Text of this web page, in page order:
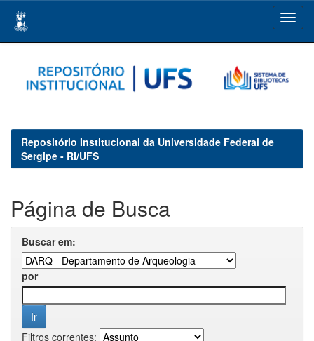
navigation
Repositório Institucional da Universidade Federal de
Sergipe - RI/UFS
Página de Busca
Buscar em:
por
Filtros correntes: